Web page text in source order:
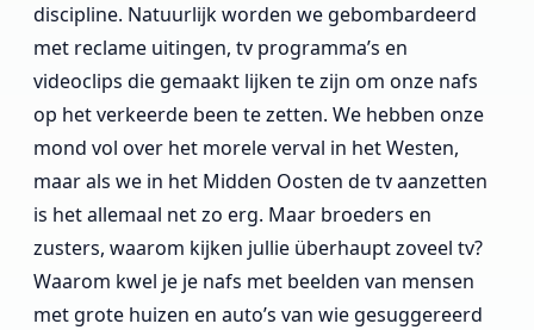
discipline. Natuurlijk worden we gebombardeerd
met reclame uitingen, tv programma’s en
videoclips die gemaakt lijken te zijn om onze nafs
op het verkeerde been te zetten. We hebben onze
mond vol over het morele verval in het Westen,
maar als we in het Midden Oosten de tv aanzetten
is het allemaal net zo erg. Maar broeders en
zusters, waarom kijken jullie überhaupt zoveel tv?
Waarom kwel je je nafs met beelden van mensen
met grote huizen en auto’s van wie gesuggereerd